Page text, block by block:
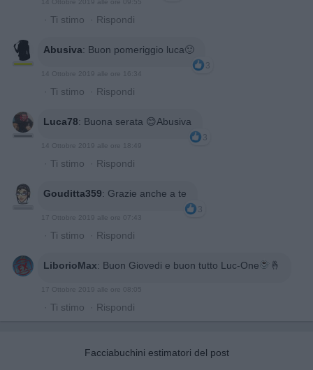
14 Ottobre 2019 alle ore 09:55
· Ti stimo · Rispondi
Abusiva: Buon pomeriggio luca🙂
3
14 Ottobre 2019 alle ore 16:34
· Ti stimo · Rispondi
Luca78: Buona serata 😊Abusiva
3
14 Ottobre 2019 alle ore 18:49
· Ti stimo · Rispondi
Gouditta359: Grazie anche a te
3
17 Ottobre 2019 alle ore 07:43
· Ti stimo · Rispondi
LiborioMax: Buon Giovedi e buon tutto Luc-One 🤞
17 Ottobre 2019 alle ore 08:05
· Ti stimo · Rispondi
Facciabuchini estimatori del post